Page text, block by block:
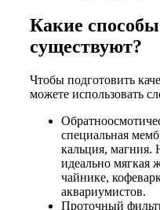
Какие
существуют?
Чтобы подготовить
можете использовать
специальная
кальция, магния.
идеально мягкая
чайнике,
аквариумистов.
Проточный